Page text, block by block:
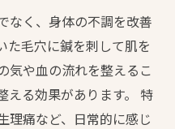
なく、身体の不調を改善
た毛穴に鍼を刺して肌を
気や血の流れを整えるこ
える効果があります。 特
理痛など、日常的に感じ